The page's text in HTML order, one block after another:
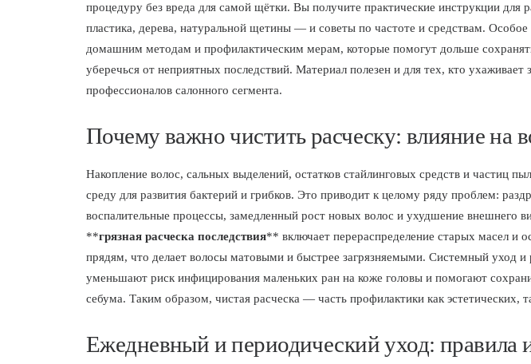
процедуру без вреда для самой щётки. Вы получите практические инструкции для
пластика, дерева, натуральной щетины — и советы по частоте и средствам.
домашним методам и профилактическим мерам, которые помогут дольше
уберечься от неприятных последствий. Материал полезен и для тех, кто ухаживает
профессионалов салонного сегмента.
Почему важно чистить расческу: влияние на
Накопление волос, сальных выделений, остатков стайлинговых средств и частиц
среду для развития бактерий и грибков. Это приводит к целому ряду проблем:
воспалительные процессы, замедленный рост новых волос и ухудшение внешнего
**грязная расческа последствия** включает перераспределение старых масел и
прядям, что делает волосы матовыми и быстрее загрязняемыми. Системный уход и
уменьшают риск инфицирования маленьких ран на коже головы и помогают
себума. Таким образом, чистая расческа — часть профилактики как эстетических,
Ежедневный и периодический уход: правила